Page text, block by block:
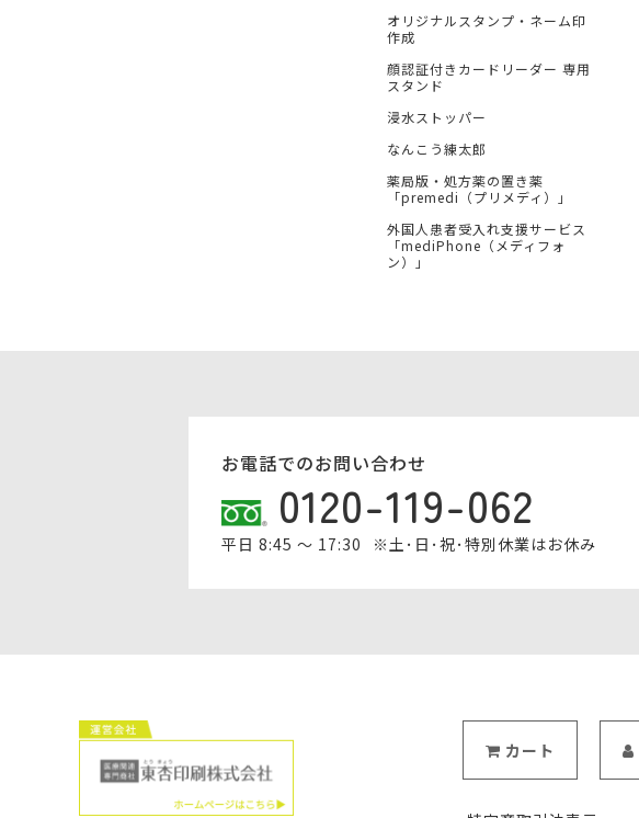
オリジナルスタンプ・ネーム印
作成
顔認証付きカードリーダー 専用
スタンド
浸水ストッパー
なんこう練太郎
薬局版・処方薬の置き薬
「premedi（プリメディ）」
外国人患者受入れ支援サービス
「mediPhone（メディフォ
ン）」
お電話でのお問い合わせ
0120-119-062
平日 8:45 ～ 17:30 ※土･日･祝･特別休業はお休み
カート